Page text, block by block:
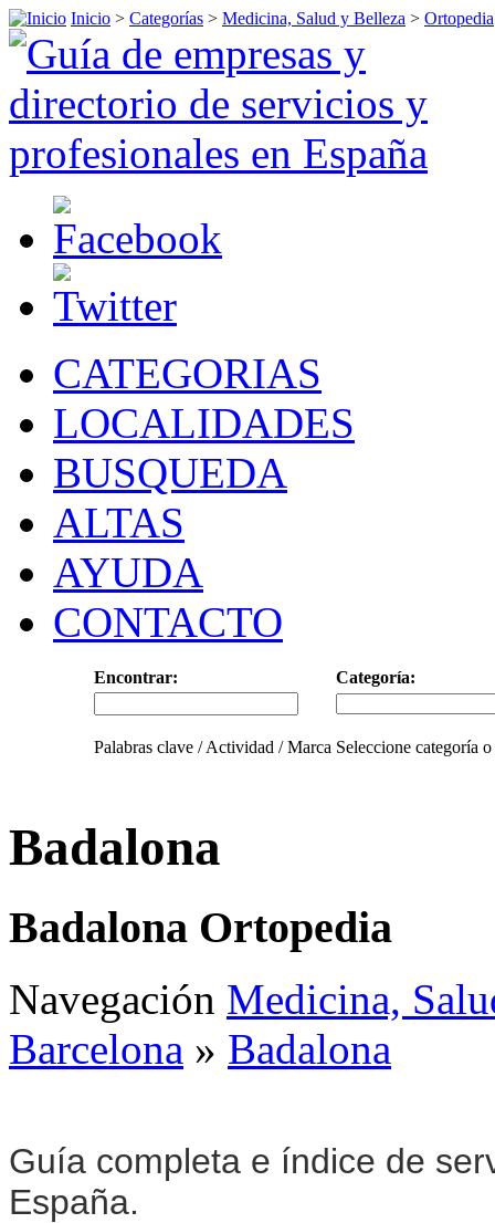
Inicio > Categorías > Medicina, Salud y Belleza > Ortopedia
CATEGORIAS
LOCALIDADES
BUSQUEDA
ALTAS
AYUDA
CONTACTO
Encontrar: Categoría:
Palabras clave / Actividad / Marca Seleccione categoría
Badalona
Badalona Ortopedia
Navegación Medicina,
Barcelona » Badalona
Guía completa e índice de
España.